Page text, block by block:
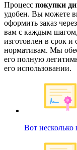
Процесс покупки
удобен. Вы можете
оформить заказ
вам с каждым шагом,
изготовлен в срок
нормативам. Мы
его полную
его использовании.
Вот